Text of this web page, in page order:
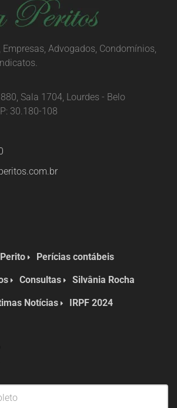
Advogados, Condomínios,
Sala 1704, Lourdes - Belo
30.180-108
Perícias contábeis
Consultas Silvânia Rocha
Notícias IRPF 2024